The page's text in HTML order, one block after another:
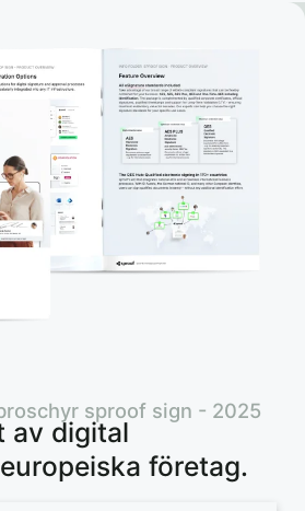
av digital
företag.
sproof sign - 2025